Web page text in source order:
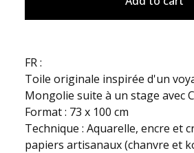
FR :
Toile originale inspirée d'un
Mongolie suite à un stage avec
Format : 73 x 100 cm
Technique : Aquarelle, encre et
papiers artisanaux (chanvre et